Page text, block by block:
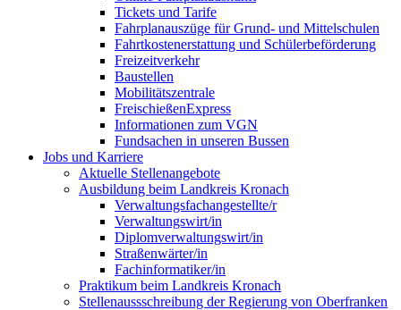
Tickets und Tarife
Fahrplanauszüge für Grund- und Mittelschulen
Fahrtkostenerstattung und Schülerbeförderung
Freizeitverkehr
Baustellen
Mobilitätszentrale
FreischießenExpress
Informationen zum VGN
Fundsachen in unseren Bussen
Jobs und Karriere
Aktuelle Stellenangebote
Ausbildung beim Landkreis Kronach
Verwaltungsfachangestellte/r
Verwaltungswirt/in
Diplomverwaltungswirt/in
Straßenwärter/in
Fachinformatiker/in
Praktikum beim Landkreis Kronach
Stellenaussschreibung der Regierung von Oberfranken